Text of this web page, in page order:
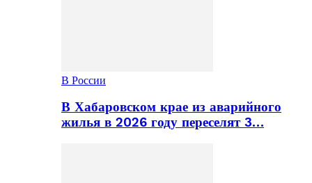
В России
В Хабаровском крае из аварийного
жилья в 2026 году переселят 3…